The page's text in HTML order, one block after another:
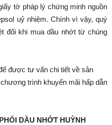
tờ pháp lý chứng minh nguồn
uỷ nhiệm. Chính vì vậy, quý
đối khi mua dầu nhớt từ chúng
được tư vấn chi tiết về sản
trình khuyến mãi hấp dẫn
DẦU NHỚT HUỲNH